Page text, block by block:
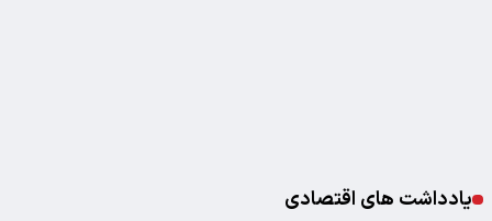
یادداشت های اقتصادی